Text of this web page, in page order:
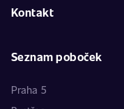
Kontakt
Seznam poboček
Praha 5